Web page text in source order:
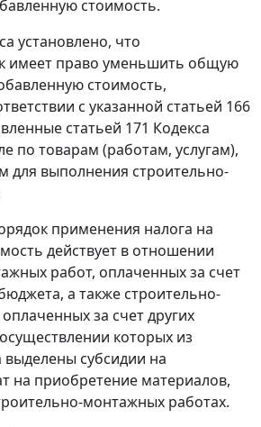
стоимость.
установлено, что
имеет право уменьшить общую
стоимость,
с указанной статьей 166
статьей 171 Кодекса
по товарам (работам, услугам),
для выполнения строительно-
применения налога на
действует в отношении
работ, оплаченных за счет
а также строительно-
за счет других
которых из
субсидии на
на приобретение материалов,
монтажных работах.